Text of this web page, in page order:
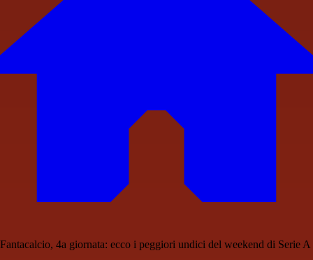
Fantacalcio, 4a giornata: ecco i peggiori undici del weekend di Serie A